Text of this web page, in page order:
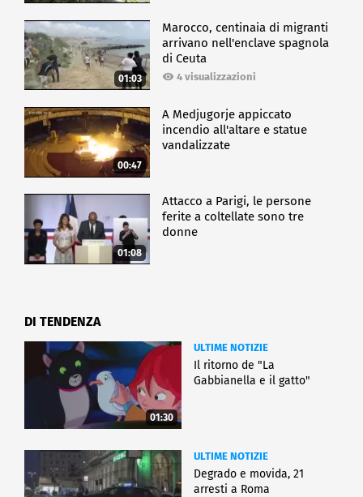
01:03
Marocco, centinaia di migranti
arrivano nell'enclave spagnola
di Ceuta
4 visualizzazioni
00:47
A Medjugorje appiccato
incendio all'altare e statue
vandalizzate
01:08
Attacco a Parigi, le persone
ferite a coltellate sono tre
donne
DI TENDENZA
01:30
ULTIME NOTIZIE
Il ritorno de "La
Gabbianella e il gatto"
ULTIME NOTIZIE
Degrado e movida, 21
arresti a Roma